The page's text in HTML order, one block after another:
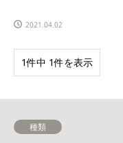
2021.04.02
1件中 1件を表示
種類